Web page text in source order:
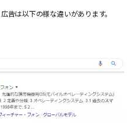
告は以下の様な違いがあります。